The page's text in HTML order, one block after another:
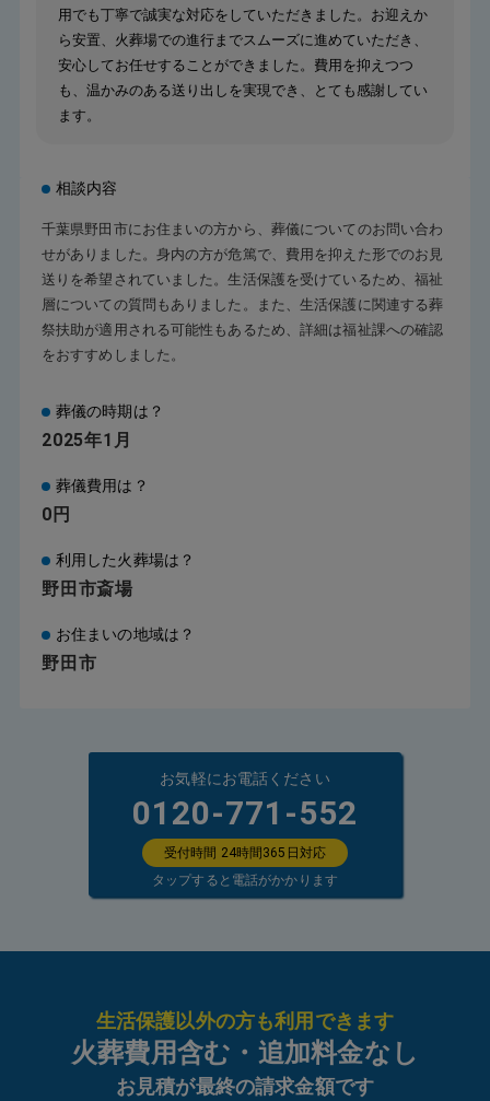
用でも丁寧で誠実な対応をしていただきました。お迎えか
ら安置、火葬場での進行までスムーズに進めていただき、
安心してお任せすることができました。費用を抑えつつ
も、温かみのある送り出しを実現でき、とても感謝してい
ます。
相談内容
千葉県野田市にお住まいの方から、葬儀についてのお問い合わ
せがありました。身内の方が危篤で、費用を抑えた形でのお見
送りを希望されていました。生活保護を受けているため、福祉
層についての質問もありました。また、生活保護に関連する葬
祭扶助が適用される可能性もあるため、詳細は福祉課への確認
をおすすめしました。
葬儀の時期は？
2025年1月
葬儀費用は？
0円
利用した火葬場は？
野田市斎場
お住まいの地域は？
野田市
お気軽にお電話ください
0120-771-552
受付時間 24時間365日対応
タップすると電話がかかります
生活保護以外の方も利用できます
火葬費用含む・追加料金なし
お見積が最終の請求金額です